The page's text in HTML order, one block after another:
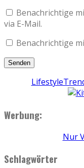
Benachrichtige
via E-Mail.
Benachrichtige
Werbung:
Nur
Schlagwörter